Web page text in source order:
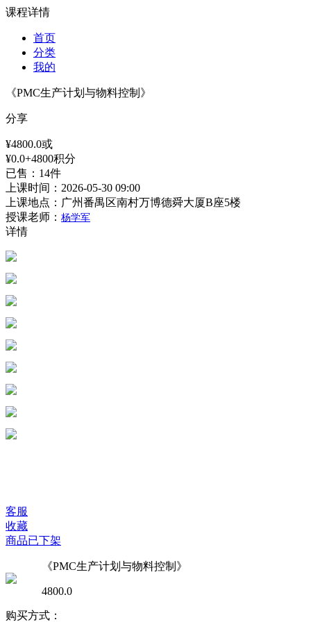
课程详情
首页
分类
我的
《PMC生产计划与物料控制》
分享
¥4800.0或
¥0.0+4800积分
已售：14件
上课时间： 2026-05-30 09:00
上课地点： 广州番禺区南村万博德舜大厦B座5楼
授课老师： 杨学军
详情
客服
收藏
商品已下架
《PMC生产计划与物料控制》
4800.0
购买方式：